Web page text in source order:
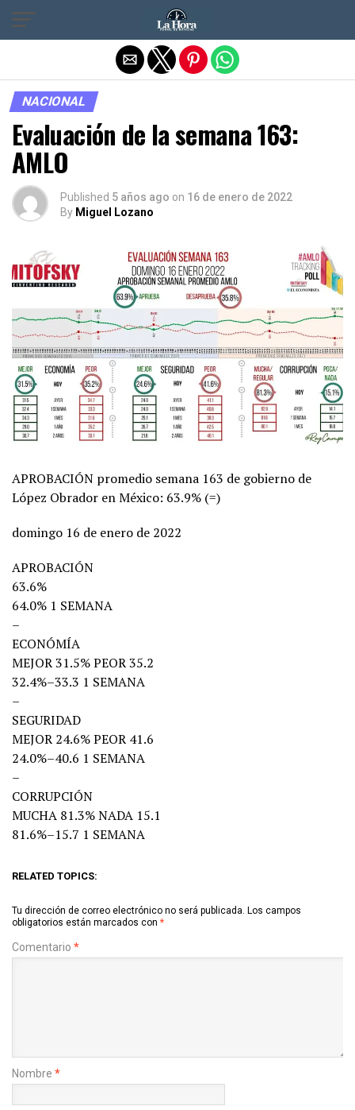
NACIONAL
Evaluación de la semana 163:
AMLO
Published 5 años ago on 16 de enero de 2022
By Miguel Lozano
APROBACIÓN promedio semana 163 de gobierno de
López Obrador en México: 63.9% (=)
domingo 16 de enero de 2022
APROBACIÓN
63.6%
64.0% 1 SEMANA
–
ECONÓMÍA
MEJOR 31.5% PEOR 35.2
32.4%–33.3 1 SEMANA
–
SEGURIDAD
MEJOR 24.6% PEOR 41.6
24.0%–40.6 1 SEMANA
–
CORRUPCIÓN
MUCHA 81.3% NADA 15.1
81.6%–15.7 1 SEMANA
RELATED TOPICS:
Tu dirección de correo electrónico no será publicada. Los campos
obligatorios están marcados con *
Comentario *
Nombre *
Salir de la versión móvil